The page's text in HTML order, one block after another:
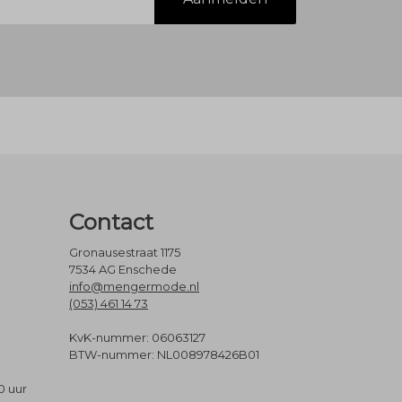
uur
Contact
Gronausestraat 1175
7534 AG Enschede
info@mengermode.nl
(053) 461 14 73
KvK-nummer: 06063127
BTW-nummer: NL008978426B01